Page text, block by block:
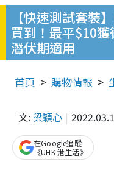
【快速測試套裝
買到！最平$10
潛伏期適用
首頁 購物情報
文: 梁穎心
在Google追蹤
《UHK 港生活》